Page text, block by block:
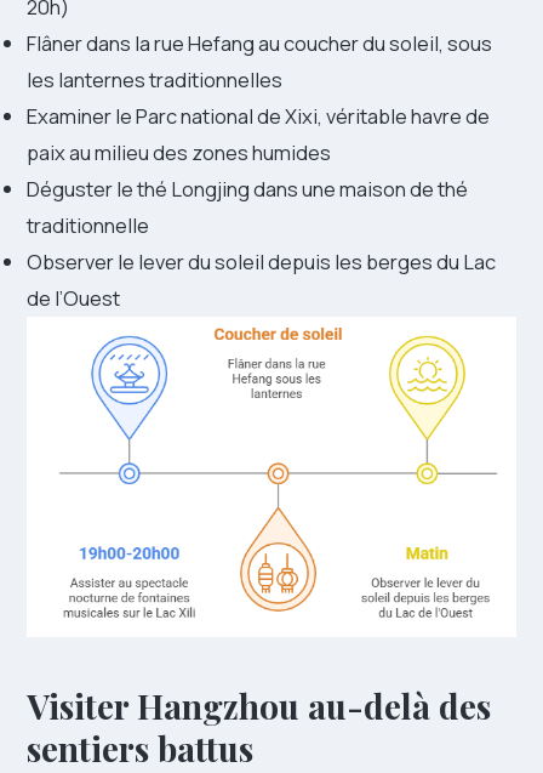
20h)
Flâner dans la rue Hefang au coucher du soleil, sous
les lanternes traditionnelles
Examiner le Parc national de Xixi, véritable havre de
paix au milieu des zones humides
Déguster le thé Longjing dans une maison de thé
traditionnelle
Observer le lever du soleil depuis les berges du Lac
de l’Ouest
Visiter Hangzhou au-delà des
sentiers battus